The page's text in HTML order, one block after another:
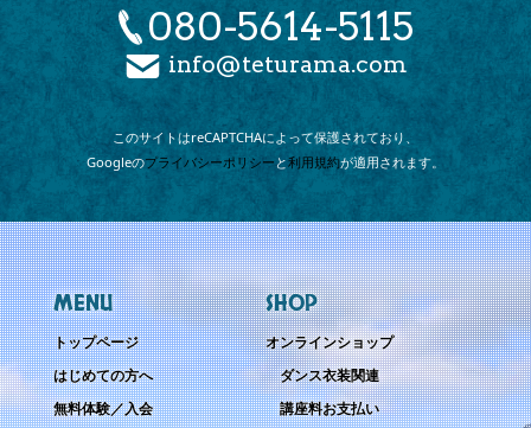
080-5614-5115
info@teturama.com
このサイトはreCAPTCHAによって保護されており、
Googleのプライバシーポリシーと利用規約が適用されます。
MENU
トップページ
はじめての方へ
無料体験／入会
SHOP
オンラインショップ
ダンス衣装関連
講座料お支払い